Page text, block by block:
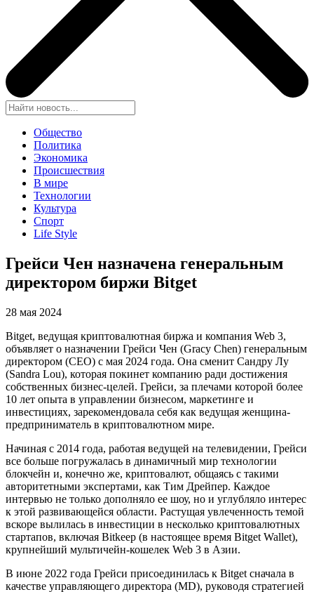
Общество
Политика
Экономика
Происшествия
В мире
Технологии
Культура
Спорт
Life Style
Грейси Чен назначена генеральным
директором биржи Bitget
28 мая 2024
Bitget, ведущая криптовалютная биржа и компания Web 3,
объявляет о назначении Грейси Чен (Gracy Chen) генеральным
директором (CEO) с мая 2024 года. Она сменит Сандру Лу
(Sandra Lou), которая покинет компанию ради достижения
собственных бизнес-целей. Грейси, за плечами которой более
10 лет опыта в управлении бизнесом, маркетинге и
инвестициях, зарекомендовала себя как ведущая женщина-
предприниматель в криптовалютном мире.
Начиная с 2014 года, работая ведущей на телевидении, Грейси
все больше погружалась в динамичный мир технологии
блокчейн и, конечно же, криптовалют, общаясь с такими
авторитетными экспертами, как Тим Дрейпер. Каждое
интервью не только дополняло ее шоу, но и углубляло интерес
к этой развивающейся области. Растущая увлеченность темой
вскоре вылилась в инвестиции в несколько криптовалютных
стартапов, включая Bitkeep (в настоящее время Bitget Wallet),
крупнейший мультичейн-кошелек Web 3 в Азии.
В июне 2022 года Грейси присоединилась к Bitget сначала в
качестве управляющего директора (MD), руководя стратегией